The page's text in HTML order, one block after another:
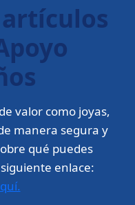
valor como joyas,
manera segura y
qué puedes
enlace: